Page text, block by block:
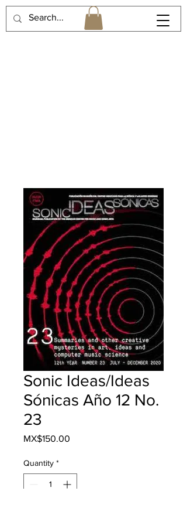
Sonic Ideas/Ideas
Sónicas Año 12 No.
23
MX$150.00
Quantity *